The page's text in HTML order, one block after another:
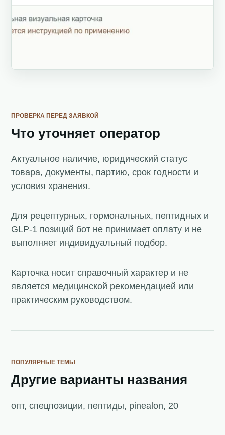
ПРОВЕРКА ПЕРЕД ЗАЯВКОЙ
Что уточняет оператор
Актуальное наличие, юридический статус
товара, документы, партию, срок годности и
условия хранения.
Для рецептурных, гормональных, пептидных и
GLP-1 позиций бот не принимает оплату и не
выполняет индивидуальный подбор.
Карточка носит справочный характер и не
является медицинской рекомендацией или
практическим руководством.
ПОПУЛЯРНЫЕ ТЕМЫ
Другие варианты названия
опт, спецпозиции, пептиды, pinealon, 20